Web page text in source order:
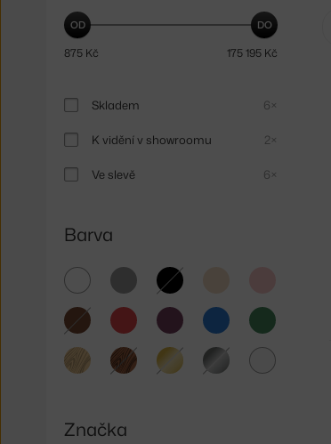
875 Kč 175 195 Kč
Skladem 6×
K vidění v showroomu 2×
Ve slevě 6×
Barva
bílá šedá černá
hnědá červená fialová modrá zelená
světlé
dřevo
tmavé
dřevo
zlatá stříbrná čirá
Značka